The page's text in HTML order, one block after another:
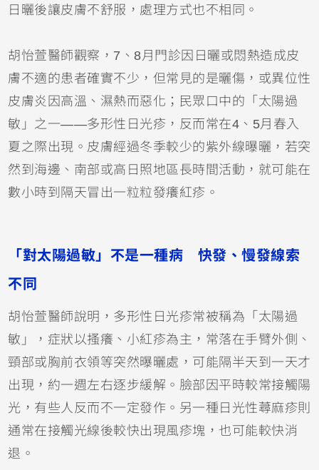
日曬後讓皮膚不舒服，處理方式也不相同。
胡怡萱醫師觀察，7、8月門診因日曬或悶熱造成皮
膚不適的患者確實不少，但常見的是曬傷，或異位性
皮膚炎 因高溫、濕熱而惡化；民眾口中的「太陽過
敏」之一——多形性日光疹，反而常在4、5月春入
夏之際出現。皮膚經過冬季較少的紫外線曝曬，若突
然到海邊、南部或高日照地區長時間活動，就可能在
數小時到隔天冒出一粒粒發癢紅疹。
「對太陽過敏」不是一種病 快發、慢發線索
不同
胡怡萱醫師說明，多形性日光疹常被稱為「太陽過
敏」，症狀以搔癢、小紅疹為主，常落在手臂外側、
頸部或胸前衣領等突然曝曬處，可能隔半天到一天才
出現，約一週左右逐步緩解。臉部因平時較常接觸陽
光，有些人反而不一定發作。另一種日光性蕁麻疹則
通常在接觸光線後較快出現風疹塊，也可能較快消
退。